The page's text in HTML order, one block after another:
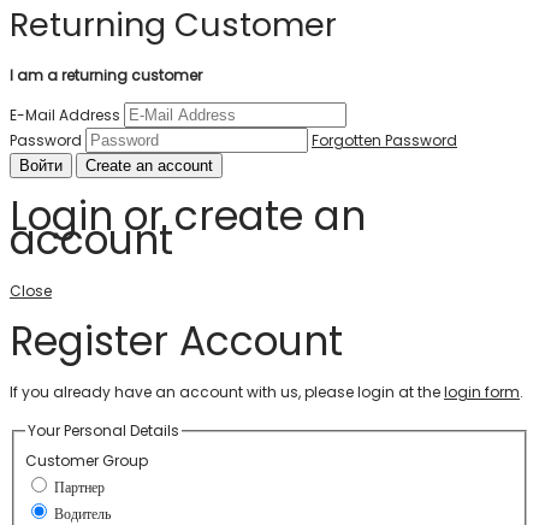
Returning Customer
I am a returning customer
E-Mail Address
Password
Forgotten Password
Войти Create an account
Login or create an
account
Close
Register Account
If you already have an account with us, please login at thelogin form.
Your Personal Details
Customer Group
Партнер
Водитель